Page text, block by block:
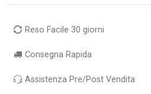
Reso Facile 30 giorni
Consegna Rapida
Assistenza Pre/Post Vendita